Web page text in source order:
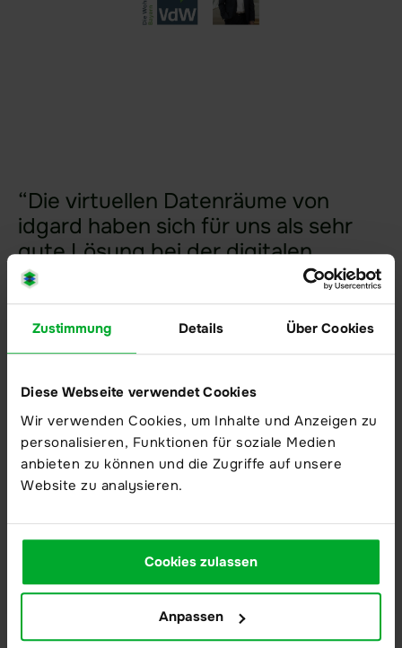
Zustimmung Details Über Cookies
Diese Webseite verwendet Cookies
Wir verwenden Cookies, um Inhalte und Anzeigen zu
personalisieren, Funktionen für soziale Medien
anbieten zu können und die Zugriffe auf unsere
Website zu analysieren.
Cookies zulassen
Anpassen
“Die virtuellen Datenräume von
idgard haben sich für uns als sehr
gute Lösung bei der digitalen
Gremienkommunikation erwiesen.
Die hochsichere Plattform
ermöglicht uns eine effiziente
Zusammenarbeit, während wir
unsere sensiblen Daten behalten.
Dank der sehr guten Apps für
Mobilgeräte haben unsere
Gremienmitglieder auch unterwegs
Zugriff auf die Dokumente und
können diese sogar direkt in idgard
Hans Maier
Verbandsdirektor VdW Bayern (Verband bayerischer